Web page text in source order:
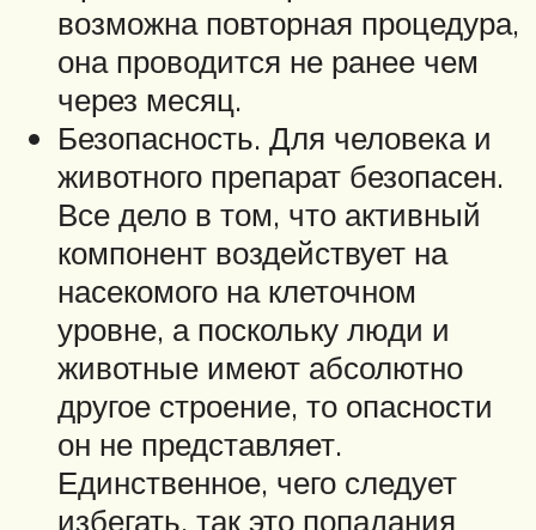
возможна повторная процедура,
она проводится не ранее чем
через месяц.
Безопасность. Для человека и
животного препарат безопасен.
Все дело в том, что активный
компонент воздействует на
насекомого на клеточном
уровне, а поскольку люди и
животные имеют абсолютно
другое строение, то опасности
он не представляет.
Единственное, чего следует
избегать, так это попадания